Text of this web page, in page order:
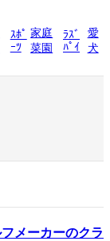
ｽﾎﾟ
ｰﾂ
家庭
菜園
ﾗｽﾞ
ﾊﾟｲ
愛
犬
メーカーのクラ